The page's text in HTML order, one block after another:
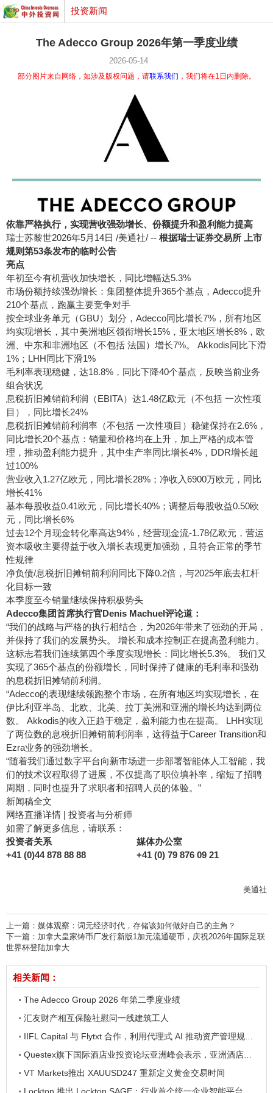
投资新闻
The Adecco Group 2026年第一季度业绩
2026-05-14
部分图片来自网络，如涉及版权问题，请联系我们 ，我们将在1日内删除。
依靠严格执行，实现营收强劲增长、份额提升和盈利能力提高
瑞士苏黎世2026年5月14日 /美通社/ -- 根据瑞士证券交易所 上市
规则第53条发布的临时公告
亮点
年初至今有机营收加快增长，同比增幅达5.3%
市场份额持续强劲增长：集团整体提升365个基点，Adecco提升
210个基点，跑赢主要竞争对手
按全球业务单元（GBU）划分，Adecco同比增长7%，所有地区
均实现增长，其中美洲地区领衔增长15%，亚太地区增长8%，欧
洲、中东和非洲地区（不包括 法国）增长7%。 Akkodis同比下滑
1%；LHH同比下滑1%
毛利率表现稳健，达18.8%，同比下降40个基点，反映当前业务
组合状况
息税折旧摊销前利润（EBITA）达1.48亿欧元（不包括 一次性项
目），同比增长24%
息税折旧摊销前利润率（不包括 一次性项目）稳健保持在2.6%，
同比增长20个基点：销量和价格均在上升，加上严格的成本管
理，推动盈利能力提升，其中生产率同比增长4%，DDR增长超
过100%
营业收入1.27亿欧元，同比增长28%；净收入6900万欧元，同比
增长41%
基本每股收益0.41欧元，同比增长40%；调整后每股收益0.50欧
元，同比增长6%
过去12个月现金转化率高达94%，经营现金流-1.78亿欧元，营运
资本吸收主要得益于收入增长表现更加强劲，且符合正常的季节
性规律
净负债/息税折旧摊销前利润同比下降0.2倍，与2025年底去杠杆
化目标一致
本季度至今销量继续保持积极势头
Adecco集团首席执行官Denis Machuel评论道：
“我们的战略与严格的执行相结合，为2026年带来了强劲的开局，
并保持了我们的发展势头。 增长和成本控制正在提高盈利能力。
这标志着我们连续第四个季度实现增长：同比增长5.3%。 我们又
实现了365个基点的份额增长，同时保持了健康的毛利率和强劲
的息税折旧摊销前利润。
“Adecco的表现继续领跑整个市场，在所有地区均实现增长，在
伊比利亚半岛、北欧、北美、拉丁美洲和亚洲的增长均达到两位
数。 Akkodis的收入正趋于稳定，盈利能力也在提高。 LHH实现
了两位数的息税折旧摊销前利润率，这得益于Career Transition和
Ezra业务的强劲增长。
“随着我们通过数字平台向新市场进一步部署智能体人工智能，我
们的技术议程取得了进展，不仅提高了职位填补率，缩短了招聘
周期，同时也提升了求职者和招聘人员的体验。”
新闻稿全文
网络直播详情 | 投资者与分析师
如需了解更多信息，请联系：
投资者关系
+41 (0)44 878 88 88
媒体办公室
+41 (0) 79 876 09 21
美通社
上一篇： 媒体观察：词元经济时代，存储该如何做好自己的主角？
下一篇： 加拿大皇家铸币厂发行新版1加元流通硬币，庆祝2026年国际足联
世界杯登陆加拿大
相关新闻：
The Adecco Group 2026 年第二季度业绩
汇友财产相互保险社慰问一线建筑工人
IIFL Capital 与 Flytxt 合作，利用代理式 AI 推动资产管理规模的可持续增长
Questex旗下国际酒店业投资论坛亚洲峰会表示，亚洲酒店业有望迎来投资加速期
VT Markets推出 XAUUSD247 重新定义黄金交易时间